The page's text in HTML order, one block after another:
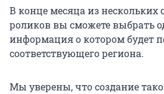
В конце месяца из
роликов вы сможете выбрать
информация о котором будет
соответствующего региона.
Мы уверены, что создание